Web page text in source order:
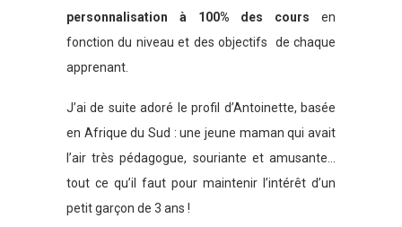
personnalisation à 100% des cours en
fonction du niveau et des objectifs de chaque
apprenant.
J’ai de suite adoré le profil d’Antoinette, basée
en Afrique du Sud : une jeune maman qui avait
l’air très pédagogue, souriante et amusante…
tout ce qu’il faut pour maintenir l’intérêt d’un
petit garçon de 3 ans !